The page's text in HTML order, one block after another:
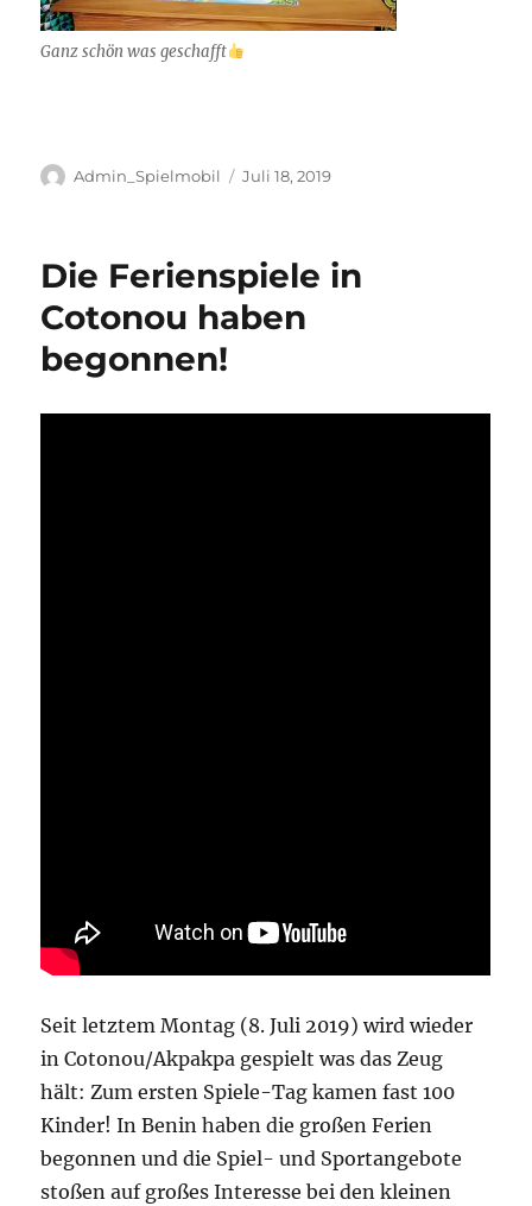
Ganz schön was geschafft
Autor
Admin_Spielmobil
Veröffentlicht
Juli 18, 2019
Die Ferienspiele in
Cotonou haben
begonnen!
Seit letztem Montag (8. Juli 2019) wird wieder
in Cotonou/Akpakpa gespielt was das Zeug
hält: Zum ersten Spiele-Tag kamen fast 100
Kinder! In Benin haben die großen Ferien
begonnen und die Spiel- und Sportangebote
stoßen auf großes Interesse bei den kleinen